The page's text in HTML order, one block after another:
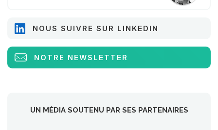
NOUS SUIVRE SUR LINKEDIN
NOTRE NEWSLETTER
UN MÉDIA SOUTENU PAR SES PARTENAIRES